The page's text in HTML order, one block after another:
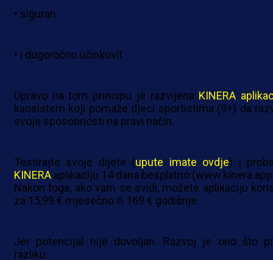
• siguran
• i dugoročno učinkovit.
Upravo na tom principu je razvijena KINERA
kaosistem koji pomaže djeci sportistima (9+) da
svoje sposobnosti na pravi način.
Testirajte svoje dijete (upute imate ovdje) i
KINERA aplikaciju 14 dana besplatno
Nakon toga, ako vam se svidi, možete aplikaciju
za 15,99 € mjesečno ili 169 € godišnje.
Jer potencijal nije dovoljan. Razvoj je ono što
razliku.